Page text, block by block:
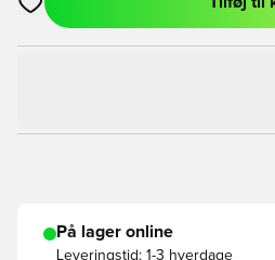
Åbner en Modal til at logge ind
På lager online
Leveringstid: 1-3 hverdage